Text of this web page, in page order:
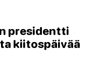
presidentti
kiitospäivää